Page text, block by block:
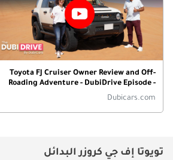
Toyota FJ Cruiser Owner Review and Off-
Roading Adventure - DubiDrive Episode -
2
Dubicars.com
تويوتا إف جي كروزر البدائل